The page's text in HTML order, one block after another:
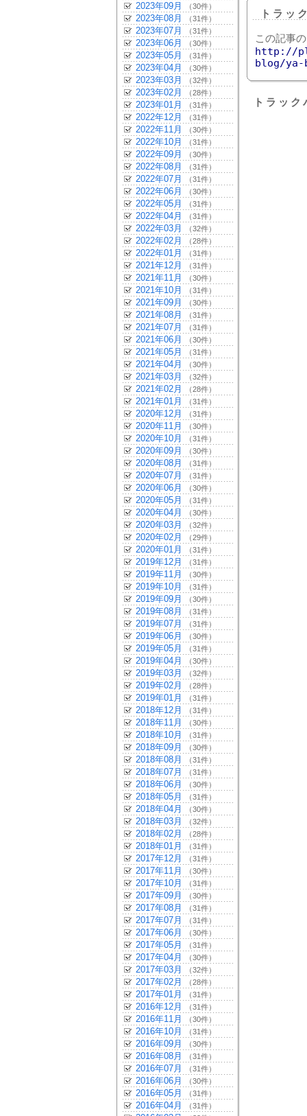
2023年09月 （30件）
2023年08月 （31件）
2023年07月 （31件）
2023年06月 （30件）
2023年05月 （31件）
2023年04月 （30件）
2023年03月 （32件）
2023年02月 （28件）
2023年01月 （31件）
2022年12月 （31件）
2022年11月 （30件）
2022年10月 （31件）
2022年09月 （30件）
2022年08月 （31件）
2022年07月 （31件）
2022年06月 （30件）
2022年05月 （31件）
2022年04月 （31件）
2022年03月 （32件）
2022年02月 （28件）
2022年01月 （31件）
2021年12月 （31件）
2021年11月 （30件）
2021年10月 （31件）
2021年09月 （30件）
2021年08月 （31件）
2021年07月 （31件）
2021年06月 （30件）
2021年05月 （31件）
2021年04月 （30件）
2021年03月 （32件）
2021年02月 （28件）
2021年01月 （31件）
2020年12月 （31件）
2020年11月 （30件）
2020年10月 （31件）
2020年09月 （30件）
2020年08月 （31件）
2020年07月 （31件）
2020年06月 （30件）
2020年05月 （31件）
2020年04月 （30件）
2020年03月 （32件）
2020年02月 （29件）
2020年01月 （31件）
2019年12月 （31件）
2019年11月 （30件）
2019年10月 （31件）
2019年09月 （30件）
2019年08月 （31件）
2019年07月 （31件）
2019年06月 （30件）
2019年05月 （31件）
2019年04月 （30件）
2019年03月 （32件）
2019年02月 （28件）
2019年01月 （31件）
2018年12月 （31件）
2018年11月 （30件）
2018年10月 （31件）
2018年09月 （30件）
2018年08月 （31件）
2018年07月 （31件）
2018年06月 （30件）
2018年05月 （31件）
2018年04月 （30件）
2018年03月 （32件）
2018年02月 （28件）
2018年01月 （31件）
2017年12月 （31件）
2017年11月 （30件）
2017年10月 （31件）
2017年09月 （30件）
2017年08月 （31件）
2017年07月 （31件）
2017年06月 （30件）
2017年05月 （31件）
2017年04月 （30件）
2017年03月 （32件）
2017年02月 （28件）
2017年01月 （31件）
2016年12月 （31件）
2016年11月 （30件）
2016年10月 （31件）
2016年09月 （30件）
2016年08月 （31件）
2016年07月 （31件）
2016年06月 （30件）
2016年05月 （31件）
2016年04月 （31件）
トラッ
この記事
http://
blog/ya-
トラッ